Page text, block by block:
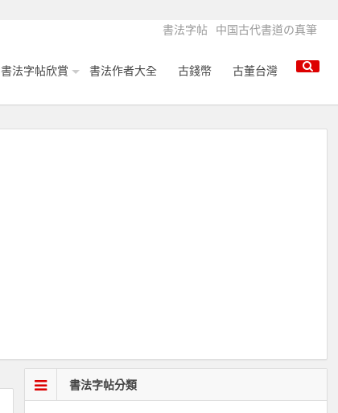
書法字帖 中国古代書道の真筆
書法字帖欣賞 書法作者大全 古錢幣 古董台灣
書法字帖分類